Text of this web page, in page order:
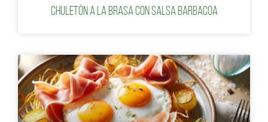
Chuletón a la brasa con salsa barbacoa